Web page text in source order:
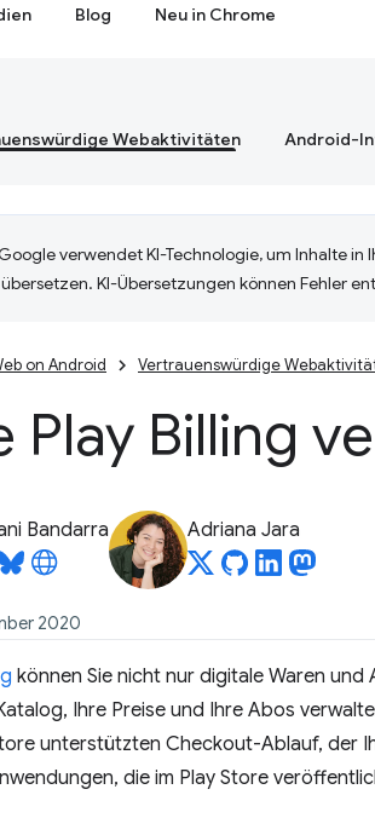
Blog Neu in Chrome
Webaktivitäten Android-
verwendet KI-Technologie, um Inhalte in
KI-Übersetzungen können Fehler
on Android Vertrauenswürdige
Play Billing
Bandarra Adriana Jara
2020
können Sie nicht nur digitale Waren
Ihre Preise und Ihre Abos
unterstützten Checkout-Ablauf, der
die im Play Store